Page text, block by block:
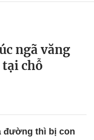
ngã văng
chỗ
đường thì bị con